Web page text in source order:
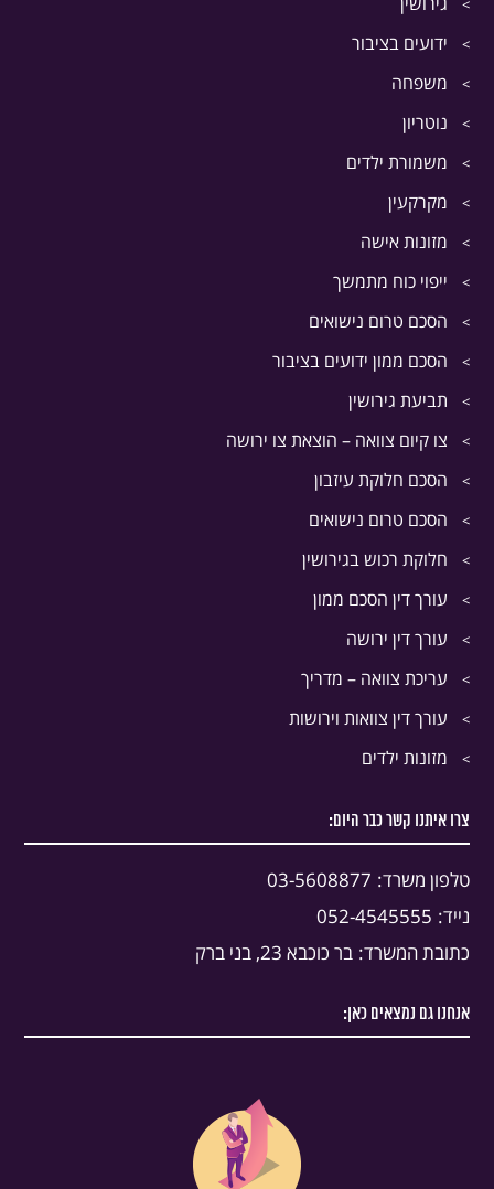
ידועים בציבור
משפחה
נוטריון
משמורת ילדים
מקרקעין
מזונות אישה
ייפוי כוח מתמשך
הסכם טרום נישואים
הסכם ממון ידועים בציבור
תביעת גירושין
צו קיום צוואה – הוצאת צו ירושה
הסכם חלוקת עיזבון
הסכם טרום נישואים
חלוקת רכוש בגירושין
עורך דין הסכם ממון
עורך דין ירושה
עריכת צוואה – מדריך
עורך דין צוואות וירושות
מזונות ילדים
צרו איתנו קשר כבר היום:
טלפון משרד: 03-5608877
נייד: 052-4545555
כתובת המשרד: בר כוכבא 23, בני ברק
אנחנו גם נמצאים כאן: